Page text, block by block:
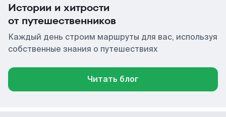
Истории и хитрости
от путешественников
Каждый день строим маршруты для вас, используя
собственные знания о путешествиях
Читать блог